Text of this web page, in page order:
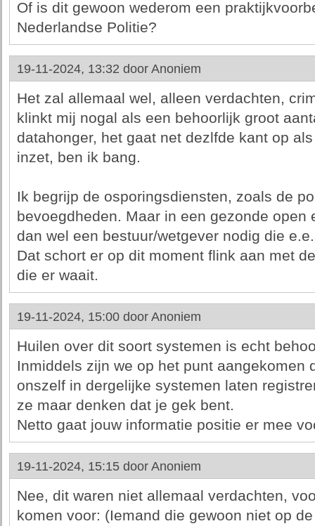
Of is dit gewoon wederom een
Nederlandse Politie?
19-11-2024, 13:32 door Anoniem
Het zal allemaal wel, alleen verdachten,
klinkt mij nogal als een behoorlijk groot
datahonger, het gaat net dezlfde kant op
inzet, ben ik bang.
Ik begrijp de osporingsdiensten, zoals de
bevoegdheden. Maar in een gezonde open
dan wel een bestuur/wetgever nodig die
Dat schort er op dit moment flink aan met
die er waait.
19-11-2024, 15:00 door Anoniem
Huilen over dit soort systemen is echt
Inmiddels zijn we op het punt aangekomen
onszelf in dergelijke systemen laten
ze maar denken dat je gek bent.
Netto gaat jouw informatie positie er mee
19-11-2024, 15:15 door Anoniem
Nee, dit waren niet allemaal verdachten,
komen voor: (Iemand die gewoon niet op